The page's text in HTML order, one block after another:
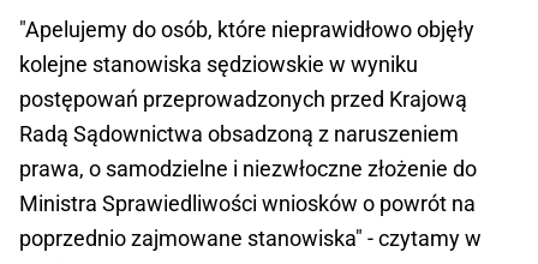
"Apelujemy do osób, które nieprawidłowo objęły
kolejne stanowiska sędziowskie w wyniku
postępowań przeprowadzonych przed Krajową
Radą Sądownictwa obsadzoną z naruszeniem
prawa, o samodzielne i niezwłoczne złożenie do
Ministra Sprawiedliwości wniosków o powrót na
poprzednio zajmowane stanowiska" - czytamy w